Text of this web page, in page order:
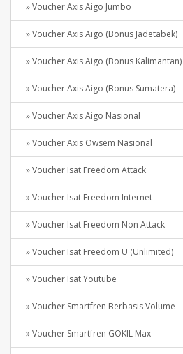
» Voucher Axis Aigo Jumbo
» Voucher Axis Aigo (Bonus Jadetabek)
» Voucher Axis Aigo (Bonus Kalimantan)
» Voucher Axis Aigo (Bonus Sumatera)
» Voucher Axis Aigo Nasional
» Voucher Axis Owsem Nasional
» Voucher Isat Freedom Attack
» Voucher Isat Freedom Internet
» Voucher Isat Freedom Non Attack
» Voucher Isat Freedom U (Unlimited)
» Voucher Isat Youtube
» Voucher Smartfren Berbasis Volume
» Voucher Smartfren GOKIL Max